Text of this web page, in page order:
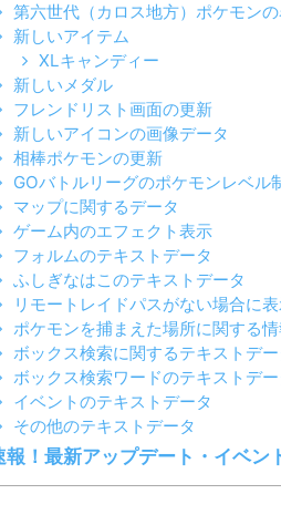
第六世代（カロス地方）ポケモン
新しいアイテム
XLキャンディー
新しいメダル
フレンドリスト画面の更新
新しいアイコンの画像データ
相棒ポケモンの更新
GOバトルリーグのポケモンレベル
マップに関するデータ
ゲーム内のエフェクト表示
フォルムのテキストデータ
ふしぎなはこのテキストデータ
リモートレイドパスがない場合に
ポケモンを捕まえた場所に関する
ボックス検索に関するテキストデー
ボックス検索ワードのテキストデー
イベントのテキストデータ
その他のテキストデータ
報！最新アップデート・イベン